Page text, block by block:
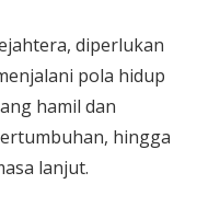
diperlukan
pola hidup
hamil dan
hingga
lanjut.